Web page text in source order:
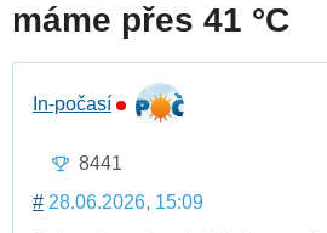
máme přes 41 °C
In-počasí
8441
# 28.06.2026, 15:09